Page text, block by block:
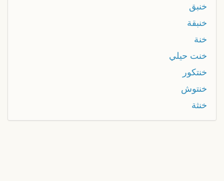
خنبق
خنبقة
خنة
خنت حيلي
خنتكور
خنتوش
خنثة